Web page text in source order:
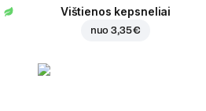
Vištienos kepsneliai
nuo3,35 €